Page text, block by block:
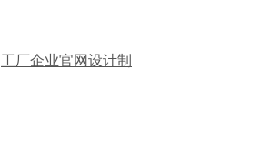
工厂企业官网设计制